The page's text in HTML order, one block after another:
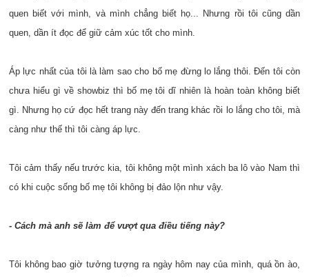
quen biết với mình, và mình chẳng biết họ... Nhưng rồi tôi cũng dần
quen, dần ít đọc để giữ cảm xúc tốt cho mình.
Áp lực nhất của tôi là làm sao cho bố mẹ đừng lo lắng thôi. Đến tôi còn
chưa hiểu gì về showbiz thì bố mẹ tôi dĩ nhiên là hoàn toàn không biết
gì. Nhưng họ cứ đọc hết trang này đến trang khác rồi lo lắng cho tôi, mà
càng như thế thì tôi càng áp lực.
Tôi cảm thấy nếu trước kia, tôi không một mình xách ba lô vào Nam thì
có khi cuộc sống bố mẹ tôi không bị đảo lộn như vậy.
- Cách mà anh sẽ làm để vượt qua điều tiếng này?
Tôi không bao giờ tưởng tượng ra ngày hôm nay của mình, quá ồn ào,